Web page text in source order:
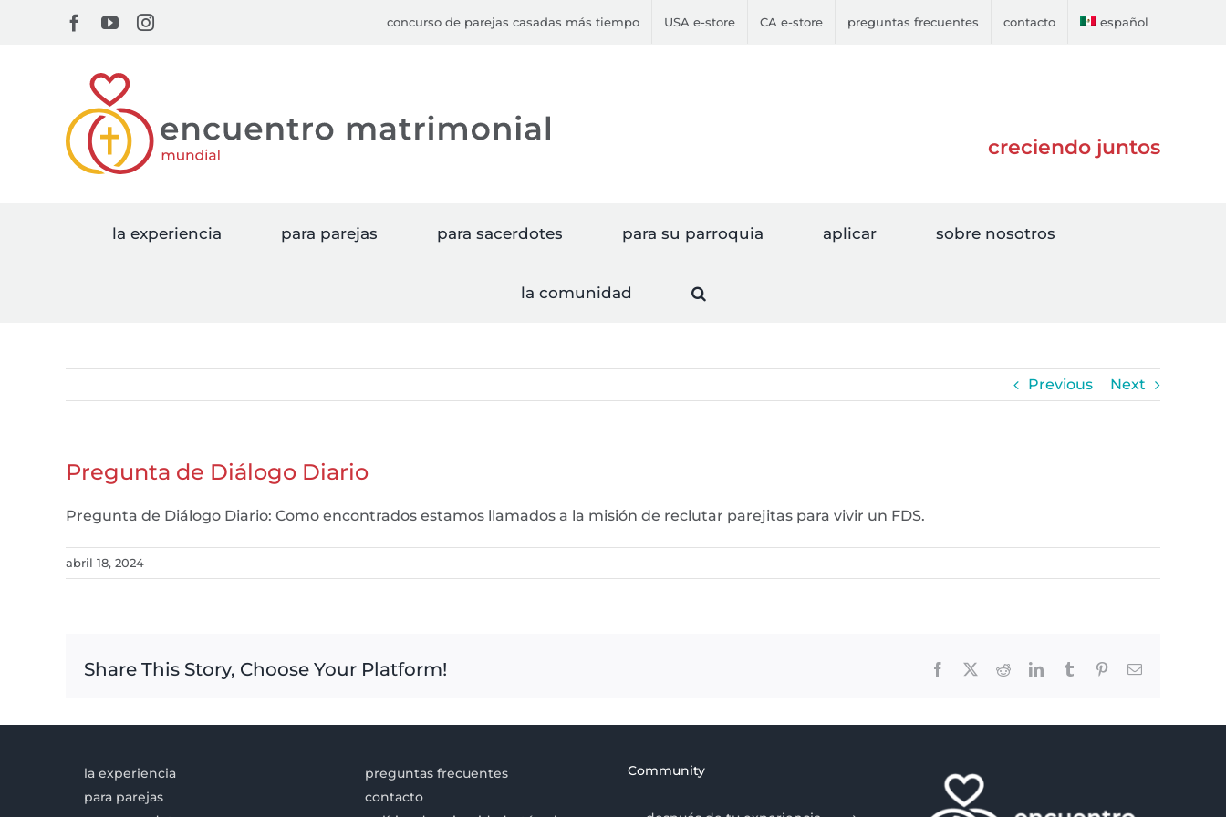
Facebook
YouTubeInstagram concurso de parejas casadas más tiempo USA e-store CA e-store preguntas frecuentes contacto español
creciendo juntos
la experiencia para parejas para sacerdotes para su parroquia aplicar sobre nosotros
la comunidad
Previous Next
Pregunta de Diálogo Diario
Pregunta de Diálogo Diario: Como encontrados estamos llamados a la misión de reclutar parejitas para vivir un FDS.
abril 18, 2024
Share This Story, Choose Your Platform! Facebook RedditLinkedInTumblr PinterestEmail
la experiencia
para parejas
preguntas frecuentes
contacto
Community